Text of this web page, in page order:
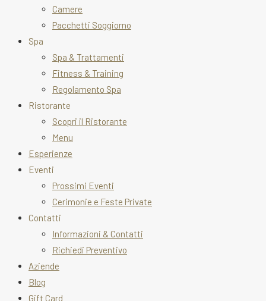
Camere
Pacchetti Soggiorno
Spa
Spa & Trattamenti
Fitness & Training
Regolamento Spa
Ristorante
Scopri il Ristorante
Menu
Esperienze
Eventi
Prossimi Eventi
Cerimonie e Feste Private
Contatti
Informazioni & Contatti
Richiedi Preventivo
Aziende
Blog
Gift Card